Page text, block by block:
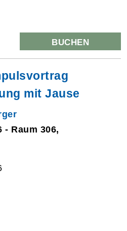
BUCHEN
mit Jause
- Raum 306,